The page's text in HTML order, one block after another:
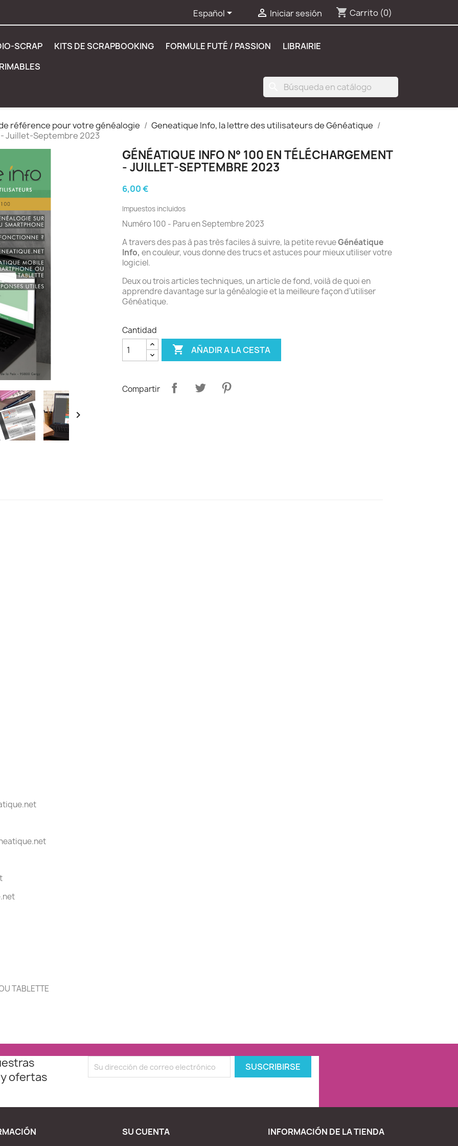
Español  Iniciar sesión shopping_cart Carrito (0)
SCRAP KITS DE SCRAPBOOKING FORMULE FUTÉ / PASSION
LIBRAIRIE
référence pour votre généalogie
Geneatique Info, la lettre des utilisateurs de Généatique
Juillet-Septembre 2023

GÉNÉATIQUE INFO N° 100 EN TÉLÉCHARGEMENT
- JUILLET-SEPTEMBRE 2023
6,00 €
Impuestos incluidos
Numéro 100 - Paru en Septembre 2023
A travers des pas à pas très faciles à suivre, la petite revueGénéatique
Info, en couleur, vous donne des trucs et astuces pour mieux utiliser votre
logiciel.
Deux ou trois articles techniques, un article de fond, voilà de quoi en
apprendre davantage sur la généalogie et la meilleure façon d'utiliser
Généatique.
Cantidad
 AÑADIR A LA CESTA
Compartir
TABLETTE
ofertas
SU CUENTA INFORMACIÓN DE LA TIENDA